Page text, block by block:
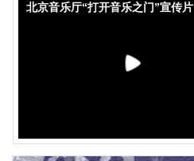
北京音乐厅“打开音乐之门”宣传片